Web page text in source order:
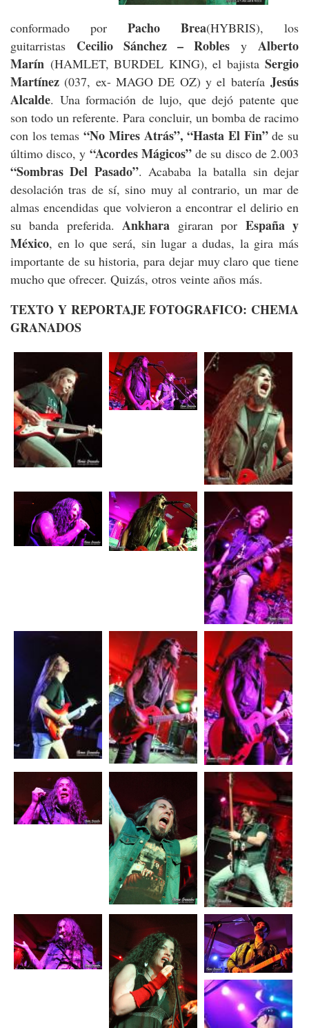
conformado por Pacho Brea(HYBRIS), los
guitarristas Cecilio Sánchez – Robles y Alberto
Marín (HAMLET, BURDEL KING), el bajista Sergio
Martínez (037, ex- MAGO DE OZ) y el bateríaJesús
Alcalde. Una formación de lujo, que dejó patente que
son todo un referente. Para concluir, un bomba de racimo
con los temas“No Mires Atrás”, “Hasta El Fin”de su
último disco, y “Acordes Mágicos”de su disco de 2.003
“Sombras Del Pasado”. Acababa la batalla sin dejar
desolación tras de sí, sino muy al contrario, un mar de
almas encendidas que volvieron a encontrar el delirio en
su banda preferida.Ankhara giraran por España y
México, en lo que será, sin lugar a dudas, la gira más
importante de su historia, para dejar muy claro que tiene
mucho que ofrecer. Quizás, otros veinte años más.
TEXTO Y REPORTAJE FOTOGRAFICO: CHEMA
GRANADOS